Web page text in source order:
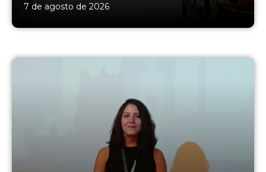
7 de agosto de 2026